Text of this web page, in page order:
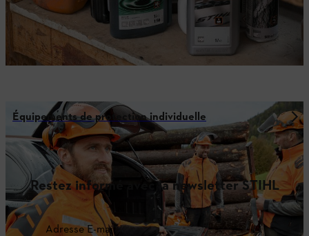
Équipements de protection individuelle
Restez informé avec la newsletter STIHL
Adresse E-mail